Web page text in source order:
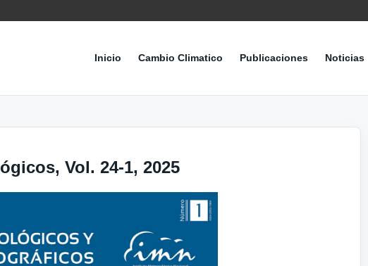
Inicio Cambio Climatico Publicaciones Noticias
Vol. 24-1, 2025